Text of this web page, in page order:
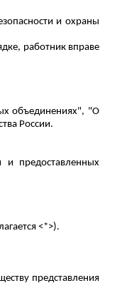
и охраны
работник вправе
объединениях", "О
России.
и предоставленных
<*>).
представления